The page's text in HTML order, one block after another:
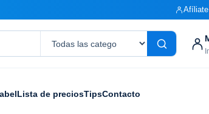
Lista de preciosTipsContacto